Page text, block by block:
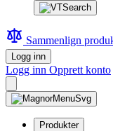
Sammenlign
Logg inn
Logg inn Opprett konto
Produkter